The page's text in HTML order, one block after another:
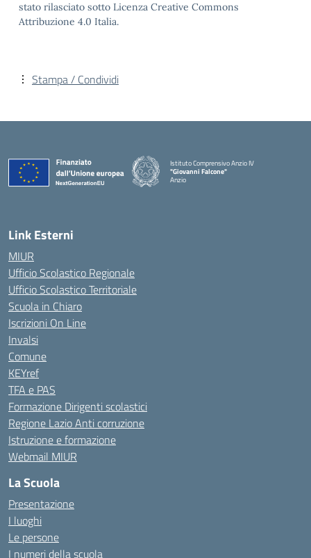
stato rilasciato sotto Licenza Creative Commons
Attribuzione 4.0 Italia.
Stampa / Condividi
Istituto Comprensivo Anzio IV
"Giovanni Falcone"
Anzio
Link Esterni
MIUR
Ufficio Scolastico Regionale
Ufficio Scolastico Territoriale
Scuola in Chiaro
Iscrizioni On Line
Invalsi
Comune
KEYref
TFA e PAS
Formazione Dirigenti scolastici
Regione Lazio Anti corruzione
Istruzione e formazione
Webmail MIUR
La Scuola
Presentazione
I luoghi
Le persone
I numeri della scuola